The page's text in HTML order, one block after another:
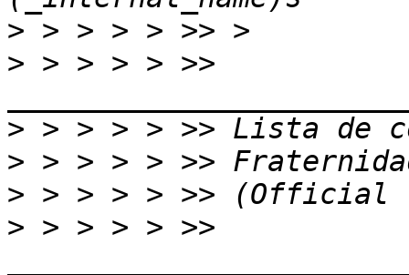
>
> > > > > >>
>
>
>
> > > > > >>